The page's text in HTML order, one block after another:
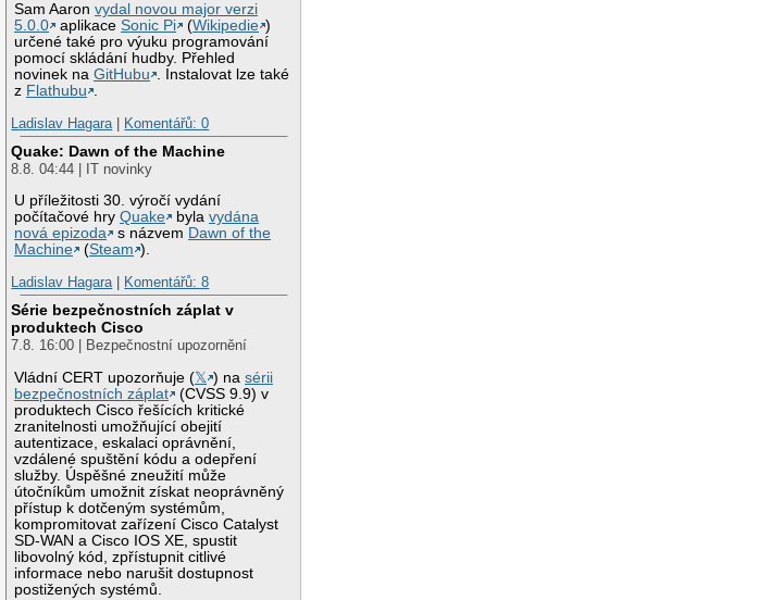
Sam Aaronvydal novou major verzi
5.0.0
aplikaceSonic Pi (Wikipedie )
určené také pro výuku programování
pomocí skládání hudby. Přehled
novinek naGitHubu . Instalovat lze také
z Flathubu .
Ladislav Hagara
Komentářů: 0
Quake: Dawn of the Machine
8.8. 04:44 | IT novinky
U příležitosti 30. výročí vydání
počítačové hryQuake bylavydána
nová epizoda
s názvem Dawn of the
Machine
(Steam ).
Ladislav Hagara
Komentářů: 8
Série bezpečnostních záplat v
produktech Cisco
7.8. 16:00 | Bezpečnostní upozornění
Vládní CERT upozorňuje (𝕏 ) nasérii
bezpečnostních záplat
(CVSS 9.9) v
produktech Cisco řešících kritické
zranitelnosti umožňující obejití
autentizace, eskalaci oprávnění,
vzdálené spuštění kódu a odepření
služby. Úspěšné zneužití může
útočníkům umožnit získat neoprávněný
přístup k dotčeným systémům,
kompromitovat zařízení Cisco Catalyst
SD-WAN a Cisco IOS XE, spustit
libovolný kód, zpřístupnit citlivé
informace nebo narušit dostupnost
postižených systémů.